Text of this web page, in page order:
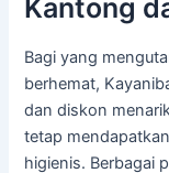
Kantong
Bagi yang
berhemat,
dan diskon
tetap
higienis. Berbagai